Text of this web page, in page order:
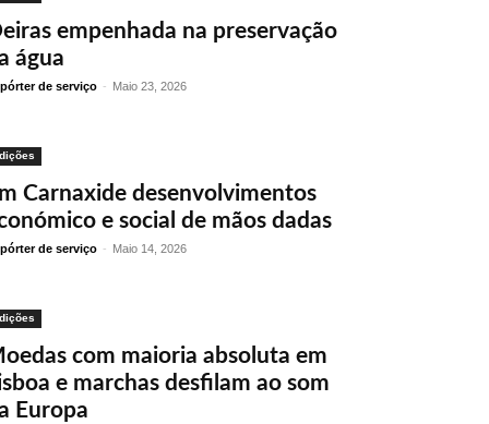
empenhada na preservação
água
de serviço - Maio 23, 2026
Carnaxide desenvolvimentos
e social de mãos dadas
de serviço - Maio 14, 2026
com maioria absoluta em
e marchas desfilam ao som
Europa